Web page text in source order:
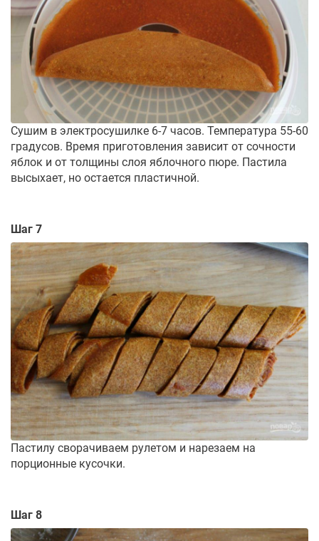
Сушим в электросушилке 6-7 часов. Температура 55-60
градусов. Время приготовления зависит от сочности
яблок и от толщины слоя яблочного пюре. Пастила
высыхает, но остается пластичной.
Шаг 7
Пастилу сворачиваем рулетом и нарезаем на
порционные кусочки.
Шаг 8